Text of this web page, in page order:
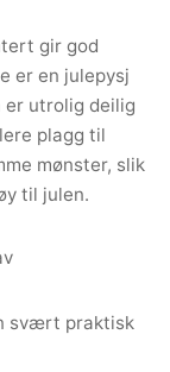
gir god
er en julepysj
er utrolig deilig
plagg til
mønster, slik
til julen.
svært praktisk